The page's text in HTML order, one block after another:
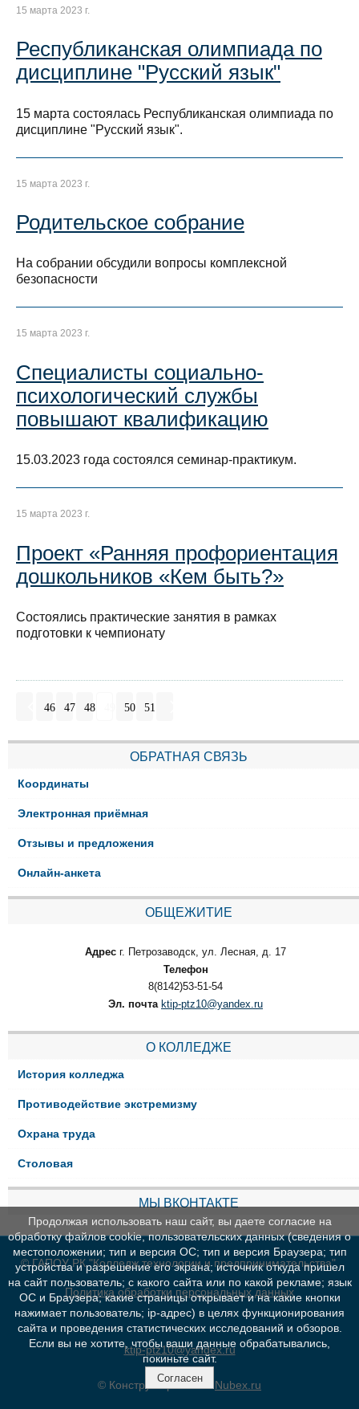
15 марта 2023 г.
Республиканская олимпиада по
дисциплине "Русский язык"
15 марта состоялась Республиканская олимпиада по
дисциплине "Русский язык".
15 марта 2023 г.
Родительское собрание
На собрании обсудили вопросы комплексной
безопасности
15 марта 2023 г.
Специалисты социально-
психологический службы
повышают квалификацию
15.03.2023 года состоялся семинар-практикум.
15 марта 2023 г.
Проект «Ранняя профориентация
дошкольников «Кем быть?»
Состоялись практические занятия в рамках
подготовки к чемпионату
46 47 48 50 51
ОБРАТНАЯ СВЯЗЬ
Координаты
Электронная приёмная
Отзывы и предложения
Онлайн-анкета
ОБЩЕЖИТИЕ
Адрес г. Петрозаводск, ул. Лесная, д. 17
Телефон
8(8142)53-51-54
Эл. почта ktip-ptz10@yandex.ru
О КОЛЛЕДЖЕ
История колледжа
Противодействие экстремизму
Охрана труда
Столовая
МЫ ВКОНТАКТЕ
© ГАПОУ РК "Колледж технологии и предпринимательства"
Политика обработки персональных данных
ktip-ptz10@yandex.ru
© Конструктор сайтов Nubex.ru
Продолжая использовать наш сайт, вы даете согласие на
обработку файлов cookie, пользовательских данных (сведения о
местоположении; тип и версия ОС; тип и версия Браузера; тип
устройства и разрешение его экрана; источник откуда пришел
на сайт пользователь; с какого сайта или по какой рекламе; язык
ОС и Браузера; какие страницы открывает и на какие кнопки
нажимает пользователь; ip-адрес) в целях функционирования
сайта и проведения статистических исследований и обзоров.
Если вы не хотите, чтобы ваши данные обрабатывались,
покиньте сайт.
Согласен